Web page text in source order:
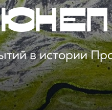
ЮНЕП
в истории